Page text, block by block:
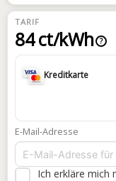
TARIF
84 ct/kWh ?
Kreditkarte
E-Mail-Adresse
Ich erkläre mich